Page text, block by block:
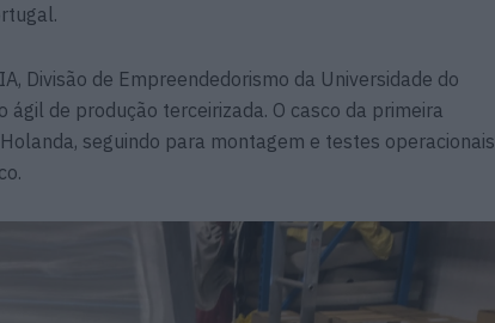
Divisão de Empreendedorismo da Universidade do
ágil de produção terceirizada. O casco da primeira
seguindo para montagem e testes operacionais